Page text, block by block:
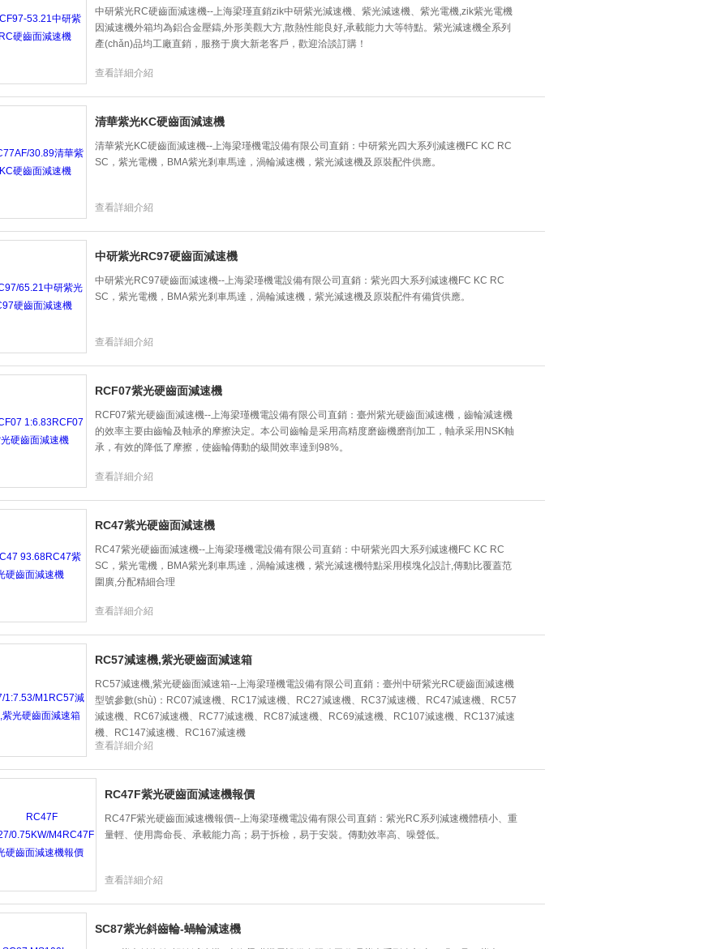
中研紫光RC硬齒面減速機--上海梁瑾直銷zik中研紫光減速機、紫光減速機、紫光電機,zik紫光電機
因減速機外箱均為鋁合金壓鑄,外形美觀大方,散熱性能良好,承載能力大等特點。紫光減速機全系列
產(chǎn)品均工廠直銷，服務于廣大新老客戶，歡迎洽談訂購！
查看詳細介紹
清華紫光KC硬齒面減速機
清華紫光KC硬齒面減速機--上海梁瑾機電設備有限公司直銷：中研紫光四大系列減速機FC KC RC
SC，紫光電機，BMA紫光剎車馬達，渦輪減速機，紫光減速機及原裝配件供應。
查看詳細介紹
中研紫光RC97硬齒面減速機
中研紫光RC97硬齒面減速機--上海梁瑾機電設備有限公司直銷：紫光四大系列減速機FC KC RC
SC，紫光電機，BMA紫光剎車馬達，渦輪減速機，紫光減速機及原裝配件有備貨供應。
查看詳細介紹
RCF07紫光硬齒面減速機
RCF07紫光硬齒面減速機--上海梁瑾機電設備有限公司直銷：臺州紫光硬齒面減速機，齒輪減速機
的效率主要由齒輪及軸承的摩擦決定。本公司齒輪是采用高精度磨齒機磨削加工，軸承采用NSK軸
承，有效的降低了摩擦，使齒輪傳動的級間效率達到98%。
查看詳細介紹
RC47紫光硬齒面減速機
RC47紫光硬齒面減速機--上海梁瑾機電設備有限公司直銷：中研紫光四大系列減速機FC KC RC
SC，紫光電機，BMA紫光剎車馬達，渦輪減速機，紫光減速機特點采用模塊化設計,傳動比覆蓋范
圍廣,分配精細合理
查看詳細介紹
RC57減速機,紫光硬齒面減速箱
RC57減速機,紫光硬齒面減速箱--上海梁瑾機電設備有限公司直銷：臺州中研紫光RC硬齒面減速機
型號參數(shù)：RC07減速機、RC17減速機、RC27減速機、RC37減速機、RC47減速機、RC57
減速機、RC67減速機、RC77減速機、RC87減速機、RC69減速機、RC107減速機、RC137減速
機、RC147減速機、RC167減速機
查看詳細介紹
RC47F紫光硬齒面減速機報價
RC47F紫光硬齒面減速機報價--上海梁瑾機電設備有限公司直銷：紫光RC系列減速機體積小、重
量輕、使用壽命長、承載能力高；易于拆檢，易于安裝。傳動效率高、噪聲低。
查看詳細介紹
SC87紫光斜齒輪-蝸輪減速機